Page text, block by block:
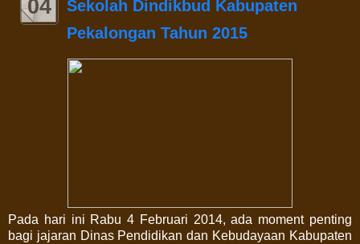
04
Sekolah Dindikbud Kabupaten
Pekalongan Tahun 2015
Pada hari ini Rabu 4 Februari 2014, ada moment penting
bagi jajaran Dinas Pendidikan dan Kebudayaan Kabupaten